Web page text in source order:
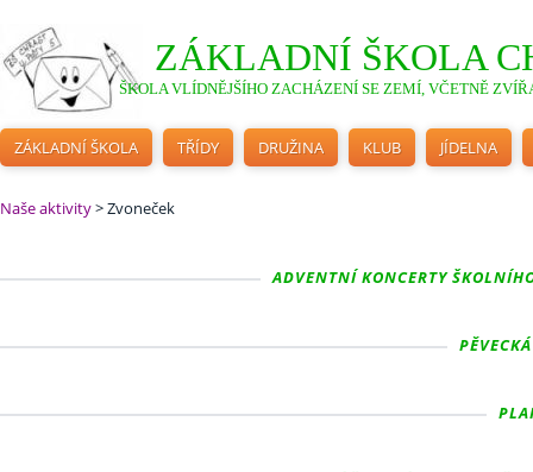
ZÁKLADNÍ ŠKOLA
ŠKOLA VLÍDNĚJŠÍHO ZACHÁZENÍ SE ZEMÍ, VČETNĚ
ZÁKLADNÍ ŠKOLA TŘÍDY DRUŽINA KLUB JÍDELNA
Naše aktivity>Zvoneček
ADVENTNÍ KONCERTY